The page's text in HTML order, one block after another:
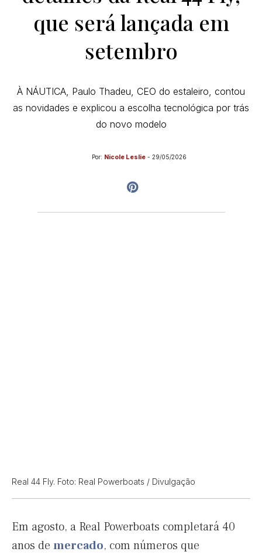
que será lançada em
setembro
À NÁUTICA, Paulo Thadeu, CEO do estaleiro, contou
as novidades e explicou a escolha tecnológica por trás
do novo modelo
Por: Nicole Leslie - 29/05/2026
Real 44 Fly. Foto: Real Powerboats / Divulgação
Em agosto, a Real Powerboats completará 40
anos de mercado, com números que